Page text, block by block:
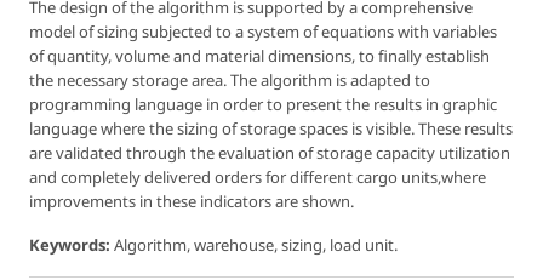
The design of the algorithm is supported by a comprehensive
model of sizing subjected to a system of equations with variables
of quantity, volume and material dimensions, to finally establish
the necessary storage area. The algorithm is adapted to
programming language in order to present the results in graphic
language where the sizing of storage spaces is visible. These results
are validated through the evaluation of storage capacity utilization
and completely delivered orders for different cargo units,where
improvements in these indicators are shown.
Keywords: Algorithm, warehouse, sizing, load unit.